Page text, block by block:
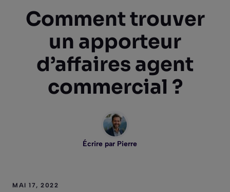
Comment trouver
un apporteur
d’affaires agent
commercial ?
Écrire par Pierre
MAI 17, 2022